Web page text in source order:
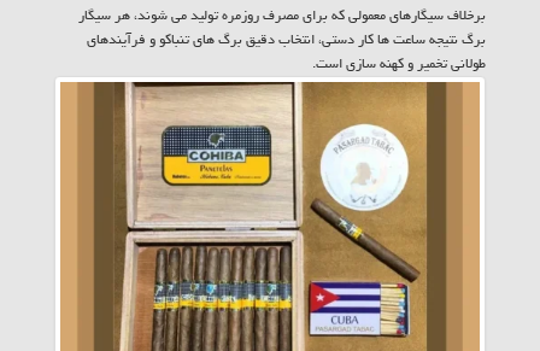
برخلاف سیگارهای معمولی که برای مصرف روزمره تولید می شوند، هر سیگار
برگ نتیجه ساعت ها کار دستی، انتخاب دقیق برگ های تنباکو و فرآیندهای
طولانی تخمیر و کهنه سازی است.